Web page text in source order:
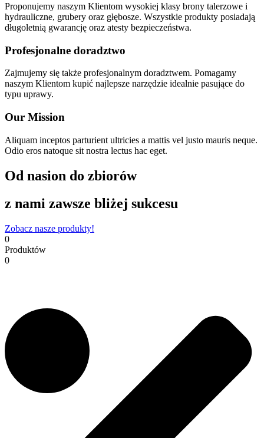
Proponujemy naszym Klientom wysokiej klasy brony talerzowe i
hydrauliczne, grubery oraz głębosze. Wszystkie produkty posiadają
długoletnią gwarancję oraz atesty bezpieczeństwa.
Profesjonalne doradztwo
Zajmujemy się także profesjonalnym doradztwem. Pomagamy
naszym Klientom kupić najlepsze narzędzie idealnie pasujące do
typu uprawy.
Our Mission
Aliquam inceptos parturient ultricies a mattis vel justo mauris neque.
Odio eros natoque sit nostra lectus hac eget.
Od nasion do zbiorów
z nami zawsze bliżej sukcesu
Zobacz nasze produkty!
0
Produktów
0